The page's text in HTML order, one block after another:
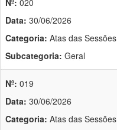
Nº: 020
Data: 30/06/2026
Categoria: Atas das Sessões
Subcategoria: Geral
Nº: 019
Data: 30/06/2026
Categoria: Atas das Sessões